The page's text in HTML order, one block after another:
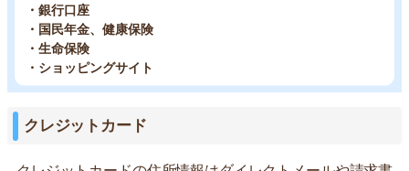
・銀行口座
・国民年金、健康保険
・生命保険
・ショッピングサイト
クレジットカード